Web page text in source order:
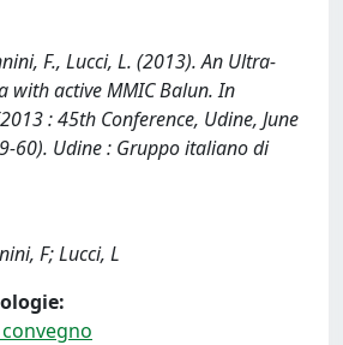
F., Lucci, L. (2013). An Ultra-
with active MMIC Balun. In
: 45th Conference, Udine, June
60). Udine : Gruppo italiano di
F; Lucci, L